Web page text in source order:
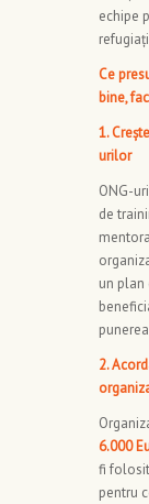
echipe
Ce
bine,
1.
urilor
ONG-
de
un plan
2.
6.000
fi
pentru